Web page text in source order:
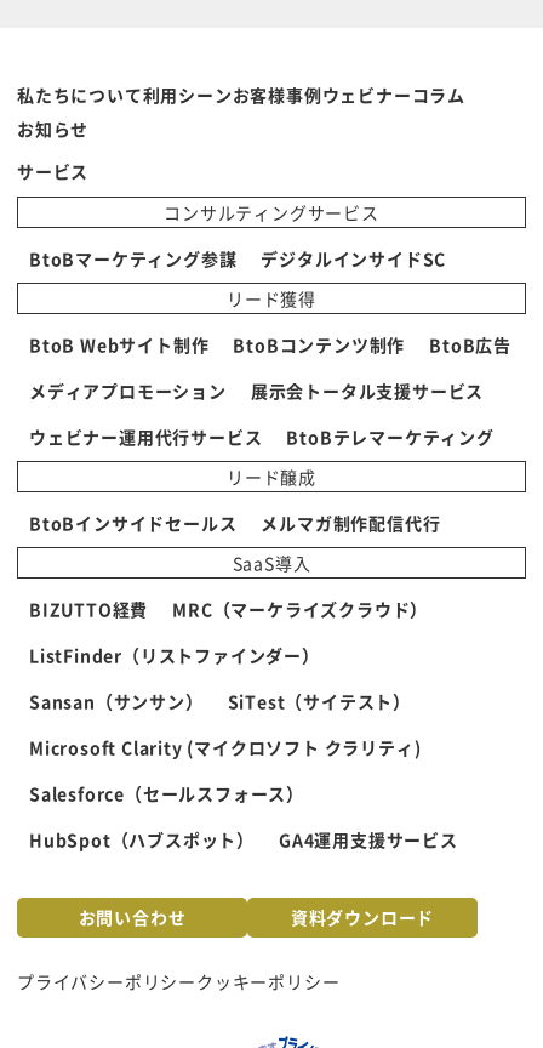
私たちについて利用シーンお客様事例ウェビナー コラム
お知らせ
お問い合わせ 資料ダウンロード
プライバシーポリシークッキーポリシー
サービス
コンサルティングサービス
BtoBマーケティング参謀
デジタルインサイドSC
リード獲得
BtoB Webサイト制作
BtoBコンテンツ制作
BtoB広告
メディアプロモーション
展示会トータル支援サービス
ウェビナー運用代行サービス
BtoBテレマーケティング
リード醸成
BtoBインサイドセールス
メルマガ制作配信代行
SaaS導入
BIZUTTO経費
MRC（マーケライズクラウド）
ListFinder（リストファインダー）
Sansan（サンサン）
SiTest（サイテスト）
Microsoft Clarity (マイクロソフト クラリティ)
Salesforce（セールスフォース）
HubSpot（ハブスポット）
GA4運用支援サービス